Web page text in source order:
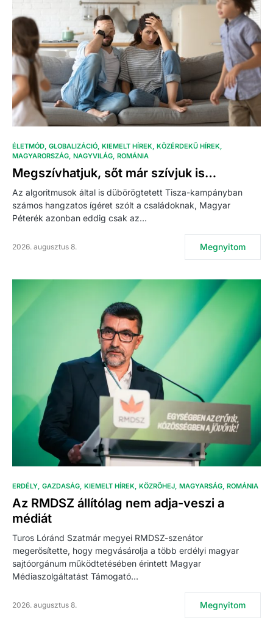
ÉLETMÓD GLOBALIZÁCIÓ KIEMELT HÍREK KÖZÉRDEKŰ HÍREK
MAGYARORSZÁG NAGYVILÁG ROMÁNIA
Megszívhatjuk, sőt már szívjuk is…
Az algoritmusok által is dübörögtetett Tisza-kampányban
számos hangzatos ígéret szólt a családoknak, Magyar
Péterék azonban eddig csak az…
2026. augusztus 8. Megnyitom
ERDÉLY GAZDASÁG KIEMELT HÍREK KÖZRÖHEJ MAGYARSÁG ROMÁNIA
Az RMDSZ állítólag nem adja-veszi a
médiát
Turos Lóránd Szatmár megyei RMDSZ-szenátor
megerősítette, hogy megvásárolja a több erdélyi magyar
sajtóorgánum működtetésében érintett Magyar
Médiaszolgáltatást Támogató…
2026. augusztus 8. Megnyitom